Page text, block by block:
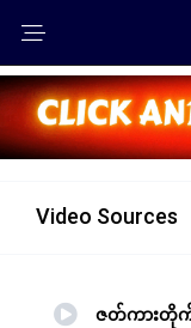
Video Sources
ဇတ်ကားတိုက်